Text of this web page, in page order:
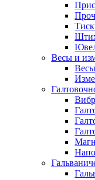
Весы и
Весы